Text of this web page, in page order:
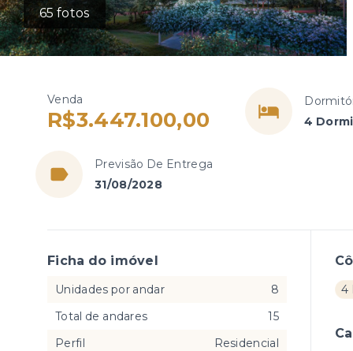
65 fotos
Venda
R$3.447.100,00
4
Previsão De Entrega
31/08/2028
4
Ficha do imóvel
Unidades por andar
8
Total de andares
15
Perfil
Residencial